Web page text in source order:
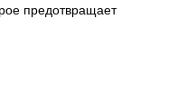
предотвращает